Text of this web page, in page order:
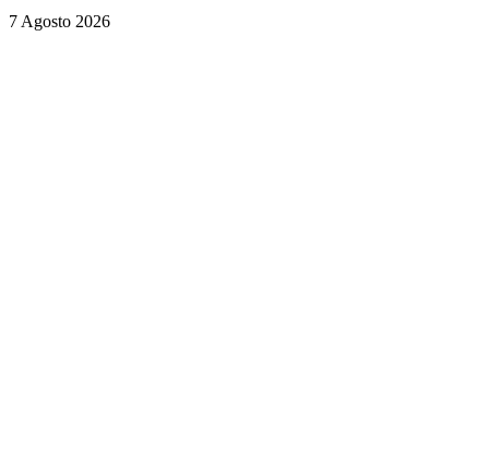
7 Agosto 2026